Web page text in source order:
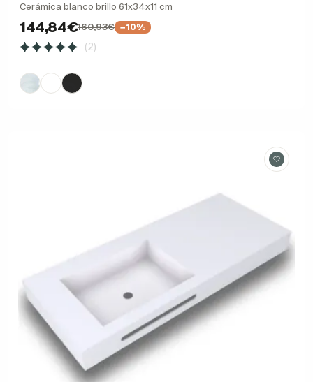
Cerámica blanco brillo 61x34x11 cm
144,84€160,93€ −10%
(2)